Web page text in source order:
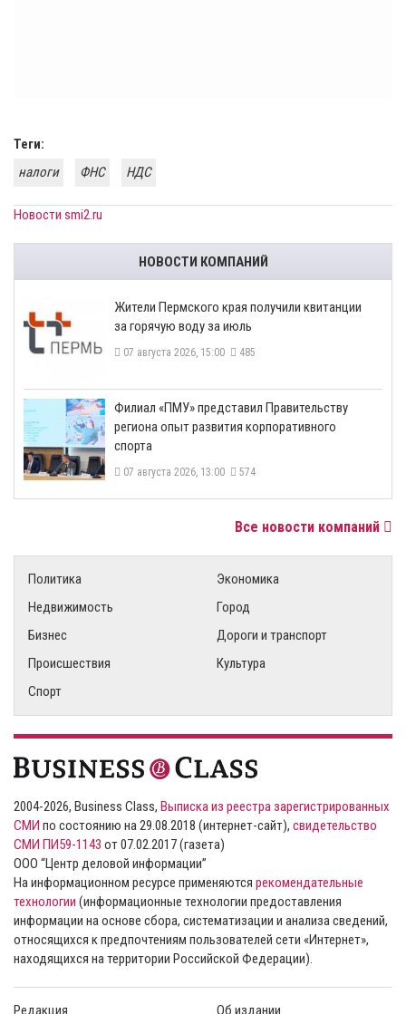
Теги:
налоги
ФНС НДС
Новости smi2.ru
НОВОСТИ КОМПАНИЙ
​Жители Пермского края получили квитанции
за горячую воду за июль
07 августа 2026, 15:00 485
​Филиал «ПМУ» представил Правительству
региона опыт развития корпоративного
спорта
07 августа 2026, 13:00 574
Все новости компаний
Политика
Экономика
Недвижимость
Город
Бизнес
Дороги и транспорт
Происшествия
Культура
Спорт
2004-2026, Business Class, Выписка из реестра зарегистрированных
СМИ по состоянию на 29.08.2018 (интернет-сайт), свидетельство
СМИ ПИ59-1143 от 07.02.2017 (газета)
ООО “Центр деловой информации”
На информационном ресурсе применяются рекомендательные
технологии (информационные технологии предоставления
информации на основе сбора, систематизации и анализа сведений,
относящихся к предпочтениям пользователей сети «Интернет»,
находящихся на территории Российской Федерации).
Редакция Об издании